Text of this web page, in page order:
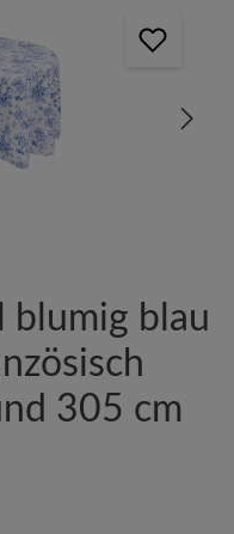
blumig blau
305 cm